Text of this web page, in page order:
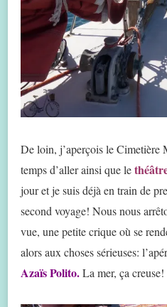
De loin, j’aperçois le Cimetière
temps d’aller ainsi que le
jour et je suis déjà en train de
second voyage! Nous nous
vue, une petite crique où se
alors aux choses sérieuses:
Azaïs Polito.La mer, ça creuse!